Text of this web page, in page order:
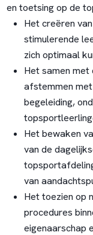
en toetsing op de
Het creëren
stimulerende
zich optimaal
Het samen
afstemmen
begeleiding,
Het bewaken
van de
van
Het toezien op
procedures
eigenaarschap